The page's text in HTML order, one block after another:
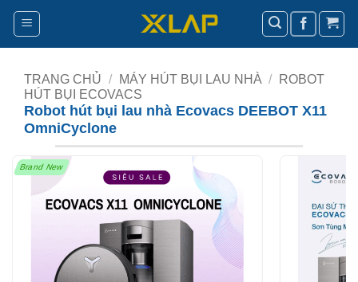
Bỏ
nội
TRANG CHỦ / MÁY HÚT BỤI LAU NHÀ /
ROBOT
HÚT BỤI ECOVACS
Robot hút bụi lau nhà Ecovacs DEEBOT X11
OmniCyclone
Brand New